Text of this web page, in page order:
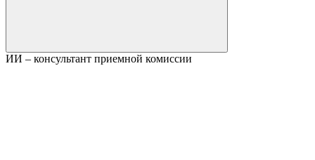
ИИ – консультант приемной комиссии